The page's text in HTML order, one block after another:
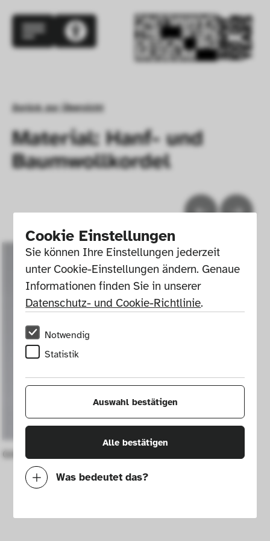
Cookie Einstellungen
Sie können Ihre Einstellungen jederzeit
unter Cookie-Einstellungen ändern. Genaue
Informationen finden Sie in unserer
Datenschutz- und Cookie-Richtlinie.
Notwendig
Statistik
Auswahl bestätigen
Alle bestätigen
Was bedeutet das?
Mit diesen Cookies können wir durch
Zurück zur Übersicht
Material: Hanf- und
Baumwollkordel
Gliederpuppe